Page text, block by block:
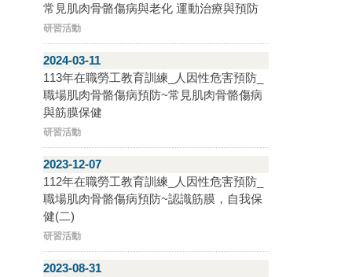
常見肌肉骨骼傷病與老化 運動治療與預防
研習活動
2024-03-11
113年在職勞工教育訓練_人因性危害預防_
職場肌肉骨骼傷病預防~常見肌肉骨骼傷病
與筋膜保健
研習活動
2023-12-07
112年在職勞工教育訓練_人因性危害預防_
職場肌肉骨骼傷病預防~認識筋膜，自我保
健(二)
研習活動
2023-08-31